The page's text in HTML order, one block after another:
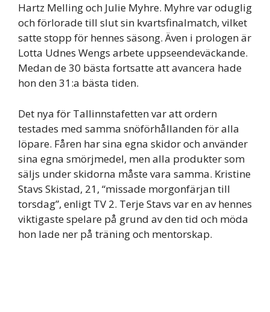
Hartz Melling och Julie Myhre. Myhre var oduglig
och förlorade till slut sin kvartsfinalmatch, vilket
satte stopp för hennes säsong. Även i prologen är
Lotta Udnes Wengs arbete uppseendeväckande.
Medan de 30 bästa fortsatte att avancera hade
hon den 31:a bästa tiden.
Det nya för Tallinnstafetten var att ordern
testades med samma snöförhållanden för alla
löpare. Fåren har sina egna skidor och använder
sina egna smörjmedel, men alla produkter som
säljs under skidorna måste vara samma. Kristine
Stavs Skistad, 21, “missade morgonfärjan till
torsdag”, enligt TV 2. Terje Stavs var en av hennes
viktigaste spelare på grund av den tid och möda
hon lade ner på träning och mentorskap.